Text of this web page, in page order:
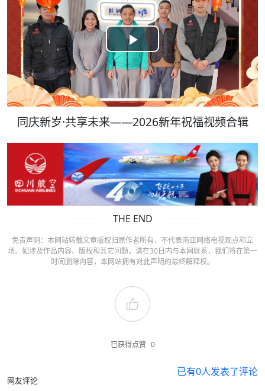
Play
Video
同庆新岁·共享未来——2026新年祝福视频合辑
THE END
免责声明：本网站转载文章版权归原作者所有，不代表南亚网络电视观点和立
场。如涉及作品内容、版权和其它问题，请在30日内与本网联系，我们将在第一
时间删除内容，本网站拥有对此声明的最终解释权。
已获得点赞 0
网友评论
已有0人发表了评论